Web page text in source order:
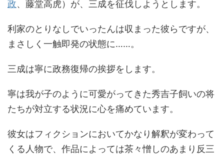
政、藤堂高虎）が、三成を征伐しようとします。
利家のとりなしでいったんは収まった彼らですが、
まさしく一触即発の状態に……。
三成は寧に政務復帰の挨拶をします。
寧は我が子のように可愛がってきた秀吉子飼いの将
たちが対立する状況に心を痛めています。
彼女はフィクションにおいてかなり解釈が変わって
くる人物で、作品によっては茶々憎しのあまり反三